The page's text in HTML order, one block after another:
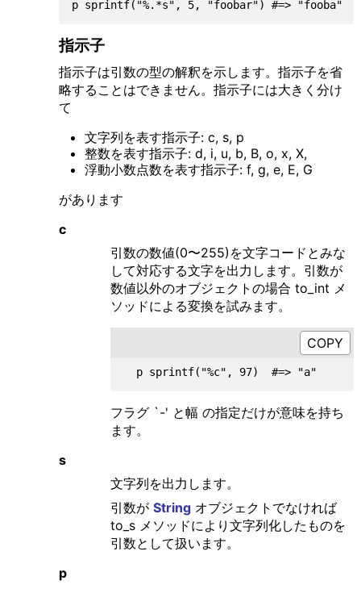
指示子
指示子は引数の型の解釈を示します。指示子を省
略することはできません。指示子には大きく分け
て
文字列を表す指示子: c, s, p
整数を表す指示子: d, i, u, b, B, o, x, X,
浮動小数点数を表す指示子: f, g, e, E, G
があります
c
引数の数値(0〜255)を文字コードとみな
して対応する文字を出力します。引数が
数値以外のオブジェクトの場合 to_int メ
ソッドによる変換を試みます。
フラグ `-' と幅 の指定だけが意味を持ち
ます。
s
文字列を出力します。
引数が Stringオブジェクトでなければ
to_s メソッドにより文字列化したものを
引数として扱います。
p